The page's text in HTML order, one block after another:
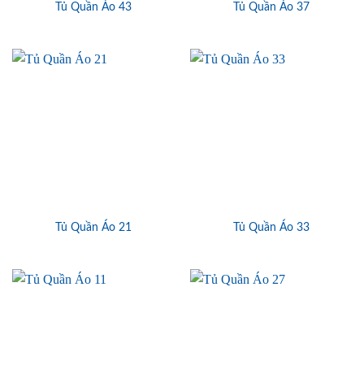
Tủ Quần Áo 43 Tủ Quần Áo 37
Tủ Quần Áo 21 Tủ Quần Áo 33